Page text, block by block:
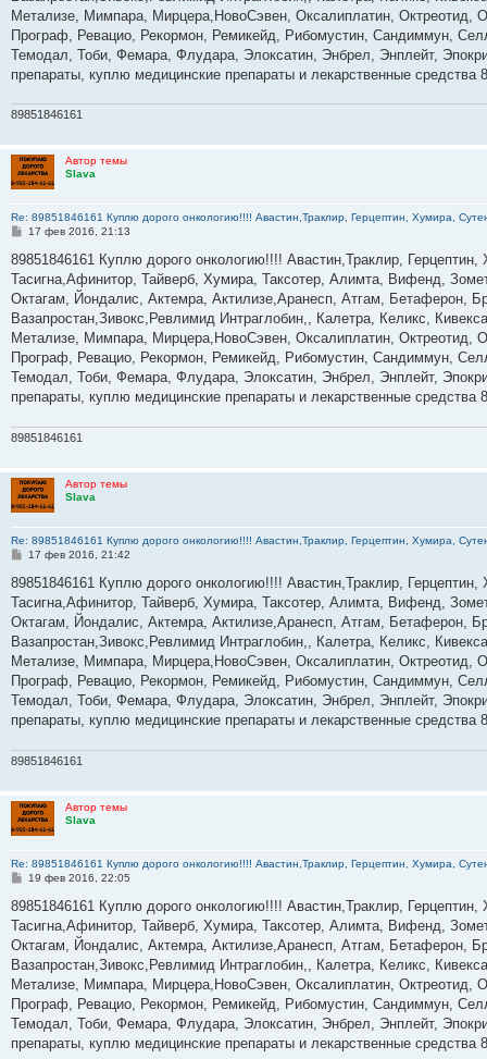
е
Метализе, Мимпара, Мирцера,НовоСэвен, Оксалиплатин, Октреотид,
Програф, Ревацио, Рекормон, Ремикейд, Рибомустин, Сандиммун,
Темодал, Тоби, Фемара, Флудара, Элоксатин, Энбрел, Энплейт,
препараты, куплю медицинские препараты и лекарственные средства
89851846161
Автор темы
Slava
Re: 89851846161 Куплю дорого онкологию!!!! Авастин,Траклир, Герцептин, Хумира,
С
о
щ
е
и
е
17 фев 2016, 21:13
89851846161 Куплю дорого онкологию!!!! Авастин,Траклир,
Тасигна,Афинитор, Тайверб, Хумира, Таксотер, Алимта, Вифенд,
Октагам, Йондалис, Актемра, Актилизе,Аранесп, Атгам, Бетаферон,
Вазапростан,Зивокс,Ревлимид Интраглобин,, Калетра, Келикс,
Метализе, Мимпара, Мирцера,НовоСэвен, Оксалиплатин, Октреотид,
Програф, Ревацио, Рекормон, Ремикейд, Рибомустин, Сандиммун,
Темодал, Тоби, Фемара, Флудара, Элоксатин, Энбрел, Энплейт,
препараты, куплю медицинские препараты и лекарственные средства
89851846161
Автор темы
Slava
Re: 89851846161 Куплю дорого онкологию!!!! Авастин,Траклир, Герцептин, Хумира,
С
о
щ
е
и
е
17 фев 2016, 21:42
89851846161 Куплю дорого онкологию!!!! Авастин,Траклир,
Тасигна,Афинитор, Тайверб, Хумира, Таксотер, Алимта, Вифенд,
Октагам, Йондалис, Актемра, Актилизе,Аранесп, Атгам, Бетаферон,
Вазапростан,Зивокс,Ревлимид Интраглобин,, Калетра, Келикс,
Метализе, Мимпара, Мирцера,НовоСэвен, Оксалиплатин, Октреотид,
Програф, Ревацио, Рекормон, Ремикейд, Рибомустин, Сандиммун,
Темодал, Тоби, Фемара, Флудара, Элоксатин, Энбрел, Энплейт,
препараты, куплю медицинские препараты и лекарственные средства
89851846161
Автор темы
Slava
Re: 89851846161 Куплю дорого онкологию!!!! Авастин,Траклир, Герцептин, Хумира,
С
о
щ
е
и
е
19 фев 2016, 22:05
89851846161 Куплю дорого онкологию!!!! Авастин,Траклир,
Тасигна,Афинитор, Тайверб, Хумира, Таксотер, Алимта, Вифенд,
Октагам, Йондалис, Актемра, Актилизе,Аранесп, Атгам, Бетаферон,
Вазапростан,Зивокс,Ревлимид Интраглобин,, Калетра, Келикс,
Метализе, Мимпара, Мирцера,НовоСэвен, Оксалиплатин, Октреотид,
Програф, Ревацио, Рекормон, Ремикейд, Рибомустин, Сандиммун,
Темодал, Тоби, Фемара, Флудара, Элоксатин, Энбрел, Энплейт,
препараты, куплю медицинские препараты и лекарственные средства